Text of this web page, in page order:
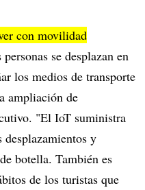
con movilidad
se desplazan en
los medios de transporte
ampliación de
"El IoT suministra
desplazamientos y
botella. También es
de los turistas que